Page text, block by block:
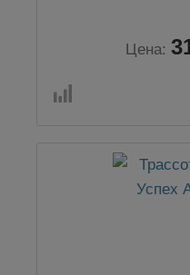
Цена: